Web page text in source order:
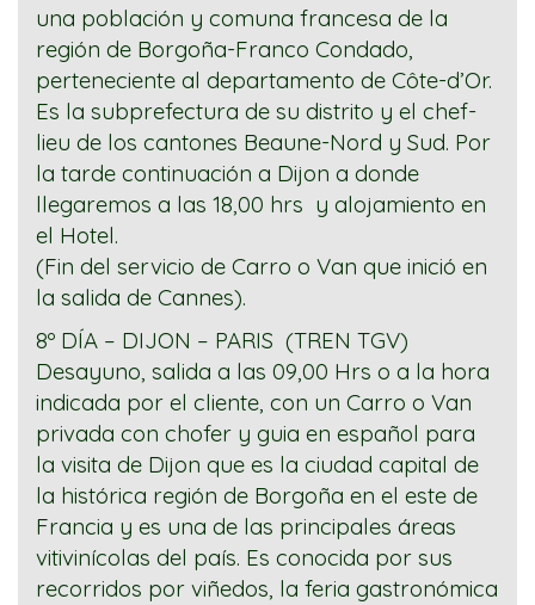
una población y comuna francesa de la
región de Borgoña-Franco Condado,
perteneciente al departamento de Côte-d’Or.
Es la subprefectura de su distrito y el chef-
lieu de los cantones Beaune-Nord y Sud. Por
la tarde continuación a Dijon a donde
llegaremos a las 18,00 hrs y alojamiento en
el Hotel.
(Fin del servicio de Carro o Van que inició en
la salida de Cannes).
8º DÍA – DIJON – PARIS (TREN TGV)
Desayuno, salida a las 09,00 Hrs o a la hora
indicada por el cliente, con un Carro o Van
privada con chofer y guia en español para
la visita de Dijon que es la ciudad capital de
la histórica región de Borgoña en el este de
Francia y es una de las principales áreas
vitivinícolas del país. Es conocida por sus
recorridos por viñedos, la feria gastronómica